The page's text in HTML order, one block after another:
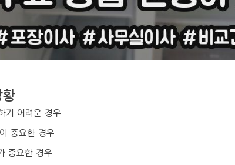
기 어려운 경우
중요한 경우
중요한 경우